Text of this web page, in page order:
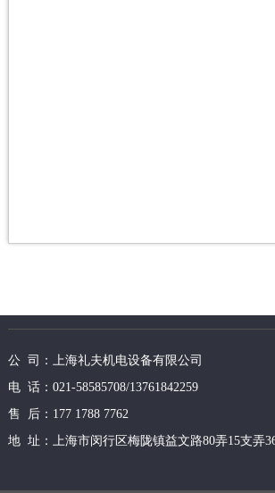
公 司：上海礼夫机电设备有限公司
电 话：021-58585708/13761842259
售 后：177 1788 7762
地 址：上海市闵行区梅陇镇益文路80弄15支弄